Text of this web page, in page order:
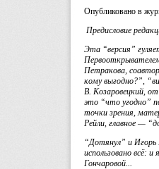
Опубликовано в
Предисловие
Эта “версия”
Петракова,
кому выгодно?”,
В. Козаровецкий,
это “что угодно”
точки зрения,
Рейли, главное —
“Дотянул” и Игорь
использовано всё:
Гончаровой...